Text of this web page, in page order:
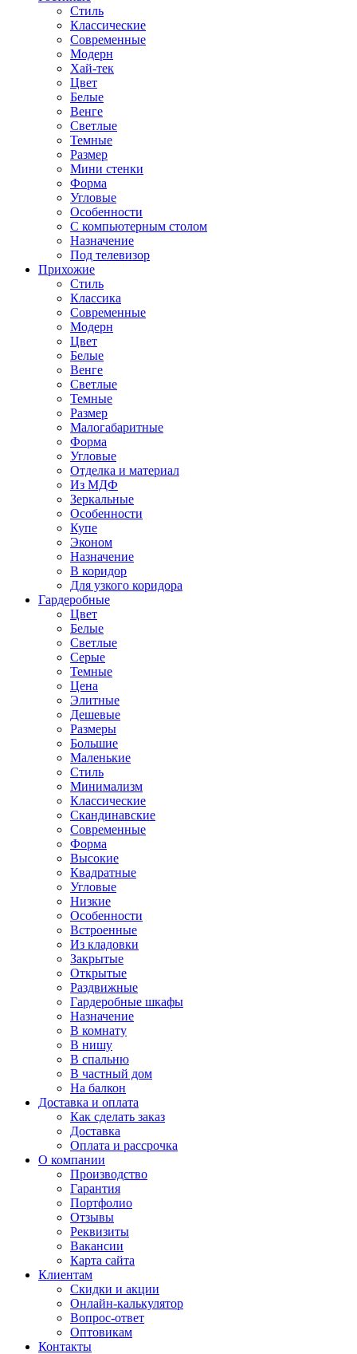
Стиль
Классические
Современные
Модерн
Хай-тек
Цвет
Белые
Венге
Светлые
Темные
Размер
Мини стенки
Форма
Угловые
Особенности
С компьютерным столом
Назначение
Под телевизор
Прихожие
Стиль
Классика
Современные
Модерн
Цвет
Белые
Венге
Светлые
Темные
Размер
Малогабаритные
Форма
Угловые
Отделка и материал
Из МДФ
Зеркальные
Особенности
Купе
Эконом
Назначение
В коридор
Для узкого коридора
Гардеробные
Цвет
Белые
Светлые
Серые
Темные
Цена
Элитные
Дешевые
Размеры
Большие
Маленькие
Стиль
Минимализм
Классические
Скандинавские
Современные
Форма
Высокие
Квадратные
Угловые
Низкие
Особенности
Встроенные
Из кладовки
Закрытые
Открытые
Раздвижные
Гардеробные шкафы
Назначение
В комнату
В нишу
В спальню
В частный дом
На балкон
Доставка и оплата
Как сделать заказ
Доставка
Оплата и рассрочка
О компании
Производство
Гарантия
Портфолио
Отзывы
Реквизиты
Вакансии
Карта сайта
Клиентам
Скидки и акции
Онлайн-калькулятор
Вопрос-ответ
Оптовикам
Контакты